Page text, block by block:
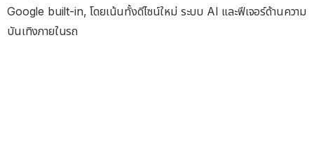
Google built-in, โดยเน้นทั้งดีไซน์ใหม่ ระบบ AI และฟีเจอร์ด้านความ
บันเทิงภายในรถ